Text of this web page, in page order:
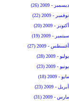
ديسمبر - 2009 (26)
نوفمبر - 2009 (22)
أكتوبر - 2009 (20)
سبتمبر - 2009 (19)
أغسطس - 2009 (27)
يوليو - 2009 (28)
يونيو - 2009 (23)
مايو - 2009 (18)
أبريل - 2009 (23)
مارس - 2009 (31)